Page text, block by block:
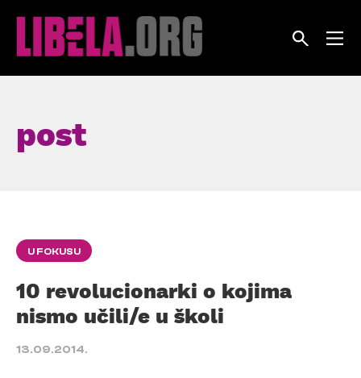
post
U FOKUSU
10 revolucionarki o kojima
nismo učili/e u školi
13.09.2014.